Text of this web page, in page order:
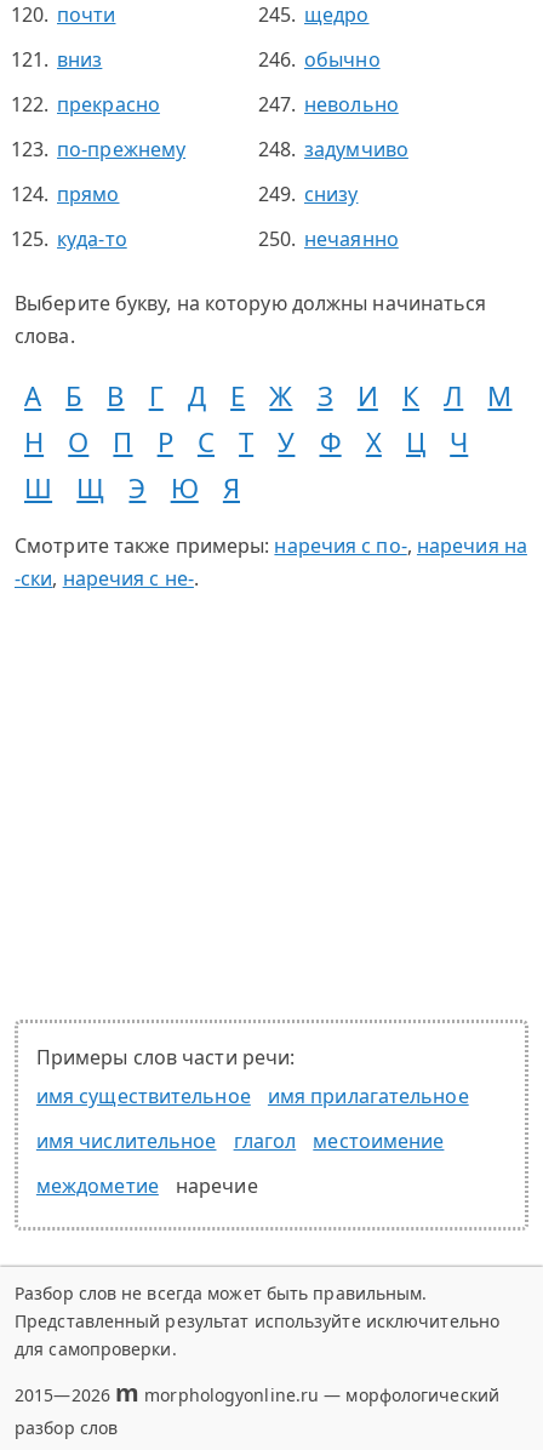
почти
вниз
прекрасно
по-прежнему
прямо
куда-то
щедро
обычно
невольно
задумчиво
снизу
нечаянно
Выберите букву, на которую должны начинаться
слова.
А Б В Г Д Е Ж З И К Л
М
Н
О П Р С Т У Ф Х Ц
Ч
Ш
Щ Э Ю Я
Смотрите также примеры: наречия с по-, наречия на
-ски, наречия с не-.
Примеры слов части речи:
имя существительное
имя прилагательное
имя числительное
глагол
местоимение
междометие
наречие
Разбор слов не всегда может быть правильным.
Представленный результат используйте исключительно
для самопроверки.
2015—2026 m morphologyonline.ru — морфологический
разбор слов